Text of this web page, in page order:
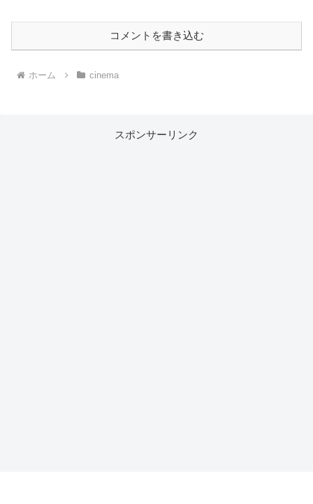
コメントを書き込む
ホーム cinema
スポンサーリンク